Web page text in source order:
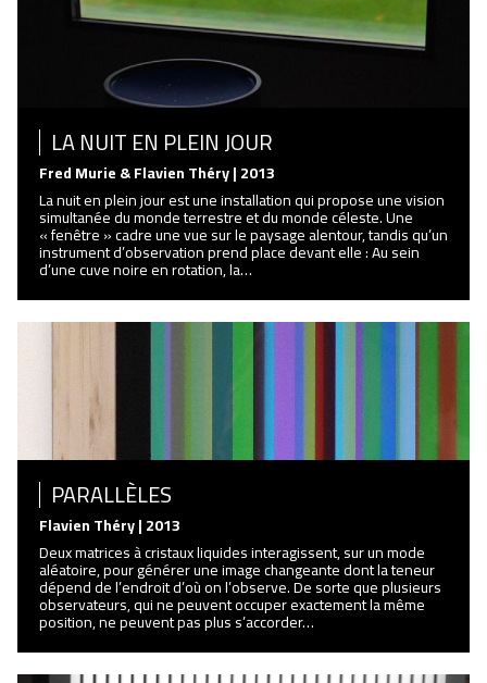
LA NUIT EN PLEIN JOUR
Fred Murie & Flavien Théry | 2013
La nuit en plein jour est une installation qui propose une vision
simultanée du monde terrestre et du monde céleste. Une
« fenêtre » cadre une vue sur le paysage alentour, tandis qu’un
instrument d’observation prend place devant elle : Au sein
d’une cuve noire en rotation, la…
PARALLÈLES
Flavien Théry | 2013
Deux matrices à cristaux liquides interagissent, sur un mode
aléatoire, pour générer une image changeante dont la teneur
dépend de l’endroit d’où on l’observe. De sorte que plusieurs
observateurs, qui ne peuvent occuper exactement la même
position, ne peuvent pas plus s’accorder…